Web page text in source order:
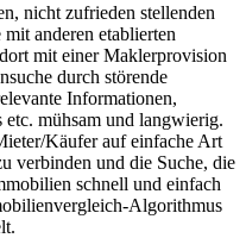
nicht zufrieden stellenden
mit anderen etablierten
mit einer Maklerprovision
durch störende
Informationen,
etc. mühsam und langwierig.
Käufer auf einfache Art
verbinden und die Suche, die
schnell und einfach
Algorithmus